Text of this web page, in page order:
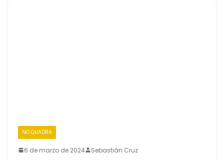
NO QUADRA
6 de marzo de 2024 Sebastián Cruz